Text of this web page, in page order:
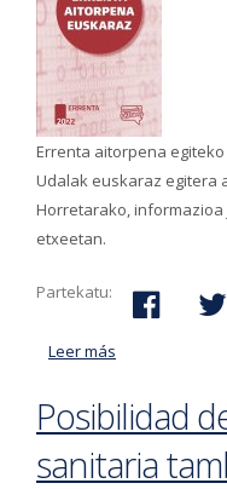
Errenta aitorpena
Udalak euskaraz egitera
Horretarako,
etxeetan.
Partekatu:
Leer más
Posibilidad
sanitaria